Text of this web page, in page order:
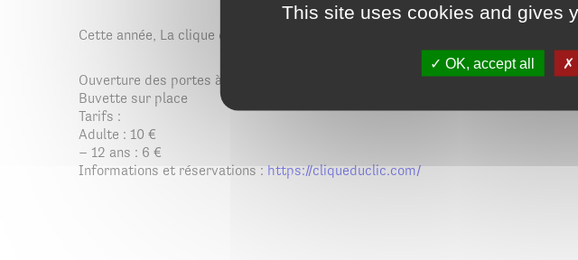
Cette année, La clique du CLIC rencontrera, pour son match annuel, Les
Ouverture des portes à partir de 19h30
Buvette sur place
Tarifs :
Adulte : 10 €
– 12 ans : 6 €
Informations et réservations : https://cliqueduclic.com/
This site uses cookies and gives
OK, accept all